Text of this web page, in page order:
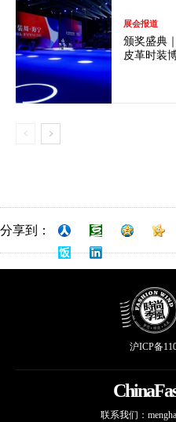
展会报道
颁奖盛典
皮革时装
分享到：
沪ICP备
联系我们：